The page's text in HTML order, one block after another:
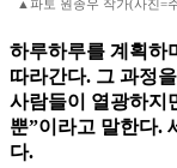
▲파토 원종우 작가(사진=
하루하루를 계획하
따라간다. 그 과정
사람들이 열광하지
뿐”이라고 말한다.
다.